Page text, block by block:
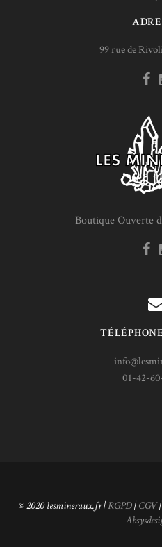
99 rue de
Boutique Ouverte
01-42-
© 2020 lesmineraux.fr |RGPD| CGV|